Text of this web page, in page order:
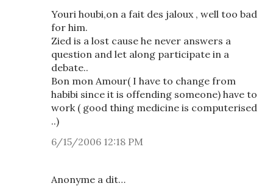
Youri houbi,on a fait des jaloux , well too bad
for him.
Zied is a lost cause he never answers a
question and let along participate in a
debate..
Bon mon Amour( I have to change from
habibi since it is offending someone) have to
work ( good thing medicine is computerised
..)
6/15/2006 12:18 PM
Anonyme a dit…